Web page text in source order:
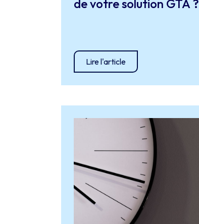
de votre solution GTA ?
Lire l'article